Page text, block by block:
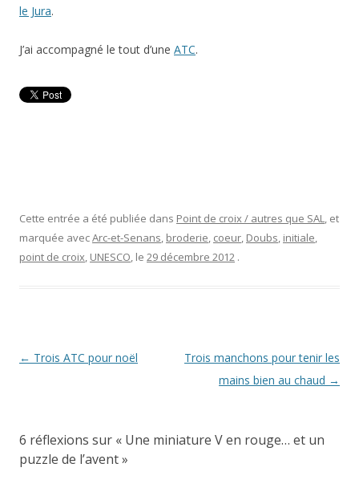
le Jura.
J’ai accompagné le tout d’une ATC.
Cette entrée a été publiée dans Point de croix / autres que SAL, et
marquée avecArc-et-Senans, broderie, coeur, Doubs, initiale,
point de croix, UNESCO, le 29 décembre 2012 .
Navigation
← Trois ATC pour noël
Trois manchons pour tenir les
mains bien au chaud →
6 réflexions sur « Une miniature V en rouge… et un
puzzle de l’avent»